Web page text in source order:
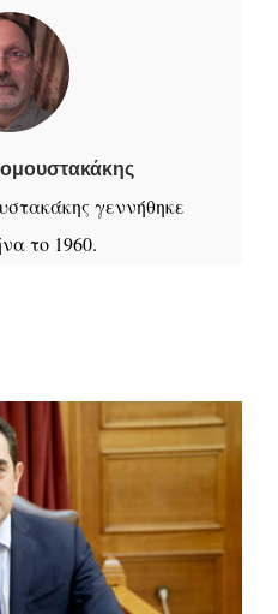
γεννήθηκε
το 1960.
Αθηνών στο
Τέχνης»
εξέδωσε
«Με τα μικρά